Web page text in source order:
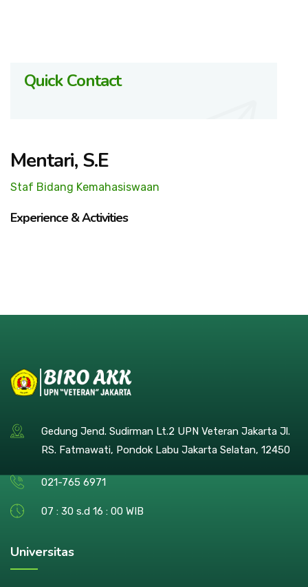
Quick Contact
Mentari, S.E
Staf Bidang Kemahasiswaan
Experience & Activities
Gedung Jend. Sudirman Lt.2 UPN Veteran Jakarta Jl.
RS. Fatmawati, Pondok Labu Jakarta Selatan, 12450
021-765 6971
07 : 30 s.d 16 : 00 WIB
Universitas